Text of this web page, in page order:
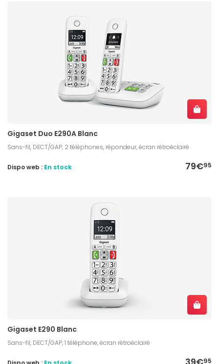
Gigaset Duo E290A Blanc
Sans-fil, DECT/GAP, 2 téléphones, répondeur, écran rétroéclairé
79€95
Dispo web : En stock
Gigaset E290 Blanc
Sans-fil, DECT/GAP, 1 téléphone, écran rétroéclairé
95